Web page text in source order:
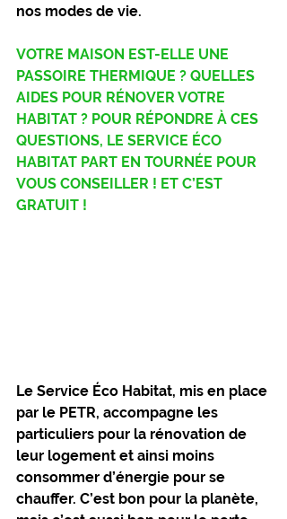
nos modes de vie.
VOTRE MAISON EST-ELLE UNE
PASSOIRE THERMIQUE ? QUELLES
AIDES POUR RÉNOVER VOTRE
HABITAT ? POUR RÉPONDRE À CES
QUESTIONS, LE SERVICE ÉCO
HABITAT PART EN TOURNÉE POUR
VOUS CONSEILLER ! ET C’EST
GRATUIT !
Le Service Éco Habitat, mis en place
par le PETR, accompagne les
particuliers pour la rénovation de
leur logement et ainsi moins
consommer d’énergie pour se
chauffer. C’est bon pour la planète,